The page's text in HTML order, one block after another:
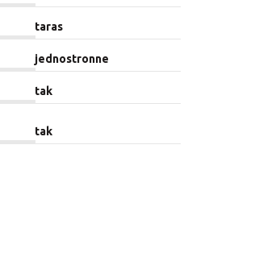
taras
jednostronne
tak
tak